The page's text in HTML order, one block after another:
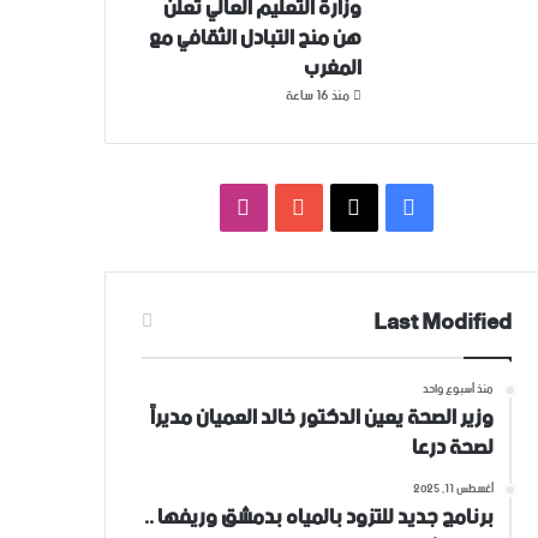
هن منح التبادل الثقافي مع
المغرب
منذ 16 ساعة
فيسبوك
‫X
‫YouTubeانستقرام
Last Modified
منذ أسبوع واحد
وزير الصحة يعين الدكتور خالد العميان مديراً
لصحة درعا
أغسطس 11, 2025
برنامج جديد للتزود بالمياه بدمشق وريفها ..